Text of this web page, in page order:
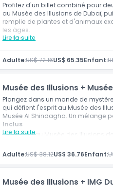
Profitez d'un billet combiné pour
au Musée des Illusions de Dubaï,
remplie de plantes et d'animaux
les âges.
Lire la suite
Inclus
Accès aux salles d'illusions,
Explorez une forêt tropicale
Profitez d'énigmes, de jeux de
Adulte:US$ 72.16US$ 65.35Enfant:
Musée des Illusions +
Plongez dans un monde de
qui défient l'esprit au Musée des
Musée Al Shindagha. Un mélange
Lire la suite
Inclus
Entrée au Musée des Illusions
patrimoine
Profitez d'expositions
Assistance aux visiteurs,
Adulte:US$ 38.12US$ 36.76Enfant:
Musée des Illusions + IMG